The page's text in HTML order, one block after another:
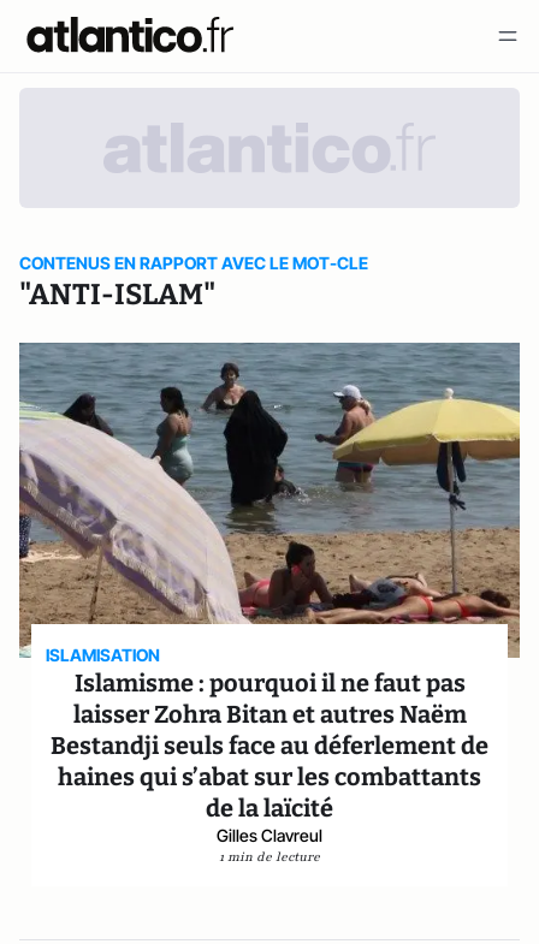
CONTENUS EN RAPPORT AVEC LE MOT-CLE
"ANTI-ISLAM"
ISLAMISATION
Islamisme : pourquoi il ne faut pas
laisser Zohra Bitan et autres Naëm
Bestandji seuls face au déferlement de
haines qui s’abat sur les combattants
de la laïcité
Gilles Clavreul
1 min de lecture